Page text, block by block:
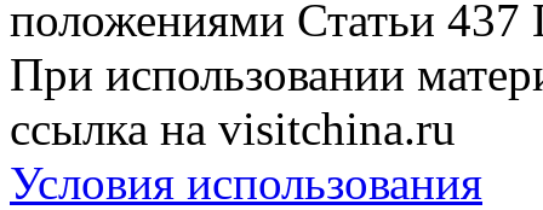
положениями Статьи 437
При использовании
ссылка на visitchina.ru
Условия использования